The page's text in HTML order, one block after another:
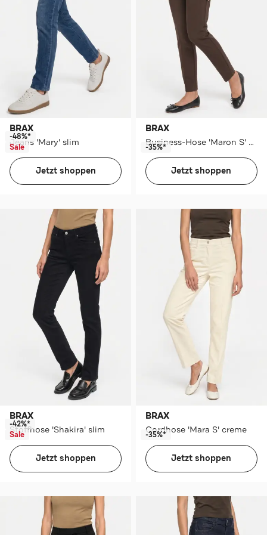
BRAX
Jeans 'Mary' slim
-48%*
Sale
Jetzt shoppen
BRAX
Business-Hose 'Maron S' braun
-35%*
Jetzt shoppen
BRAX
Stoffhose 'Shakira' slim
-42%*
Sale
Jetzt shoppen
BRAX
Cordhose 'Mara S' creme
-35%*
Jetzt shoppen